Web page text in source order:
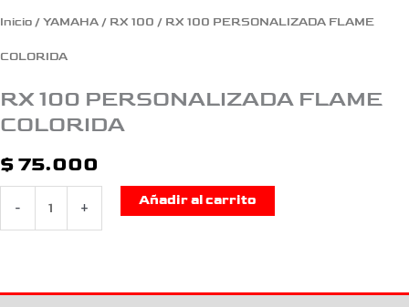
Inicio / YAMAHA / RX 100 / RX 100 PERSONALIZADA FLAME
COLORIDA
RX 100 PERSONALIZADA FLAME
COLORIDA
$ 75.000
- +
Añadir al carrito